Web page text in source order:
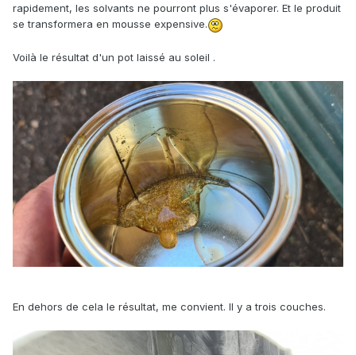
rapidement, les solvants ne pourront plus s'évaporer. Et le produit
se transformera en mousse expensive.
Voilà le résultat d'un pot laissé au soleil .
En dehors de cela le résultat, me convient. Il y a trois couches.